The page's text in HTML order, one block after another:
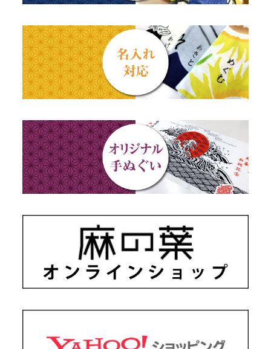
動物・その他
江戸小紋・総柄・無地
藍染め・絞り染め
ギフトセット
出産祝い
秋のギフト